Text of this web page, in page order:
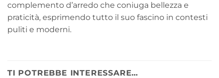
complemento d’arredo che coniuga bellezza e
praticità, esprimendo tutto il suo fascino in contesti
puliti e moderni.
TI POTREBBE INTERESSARE…